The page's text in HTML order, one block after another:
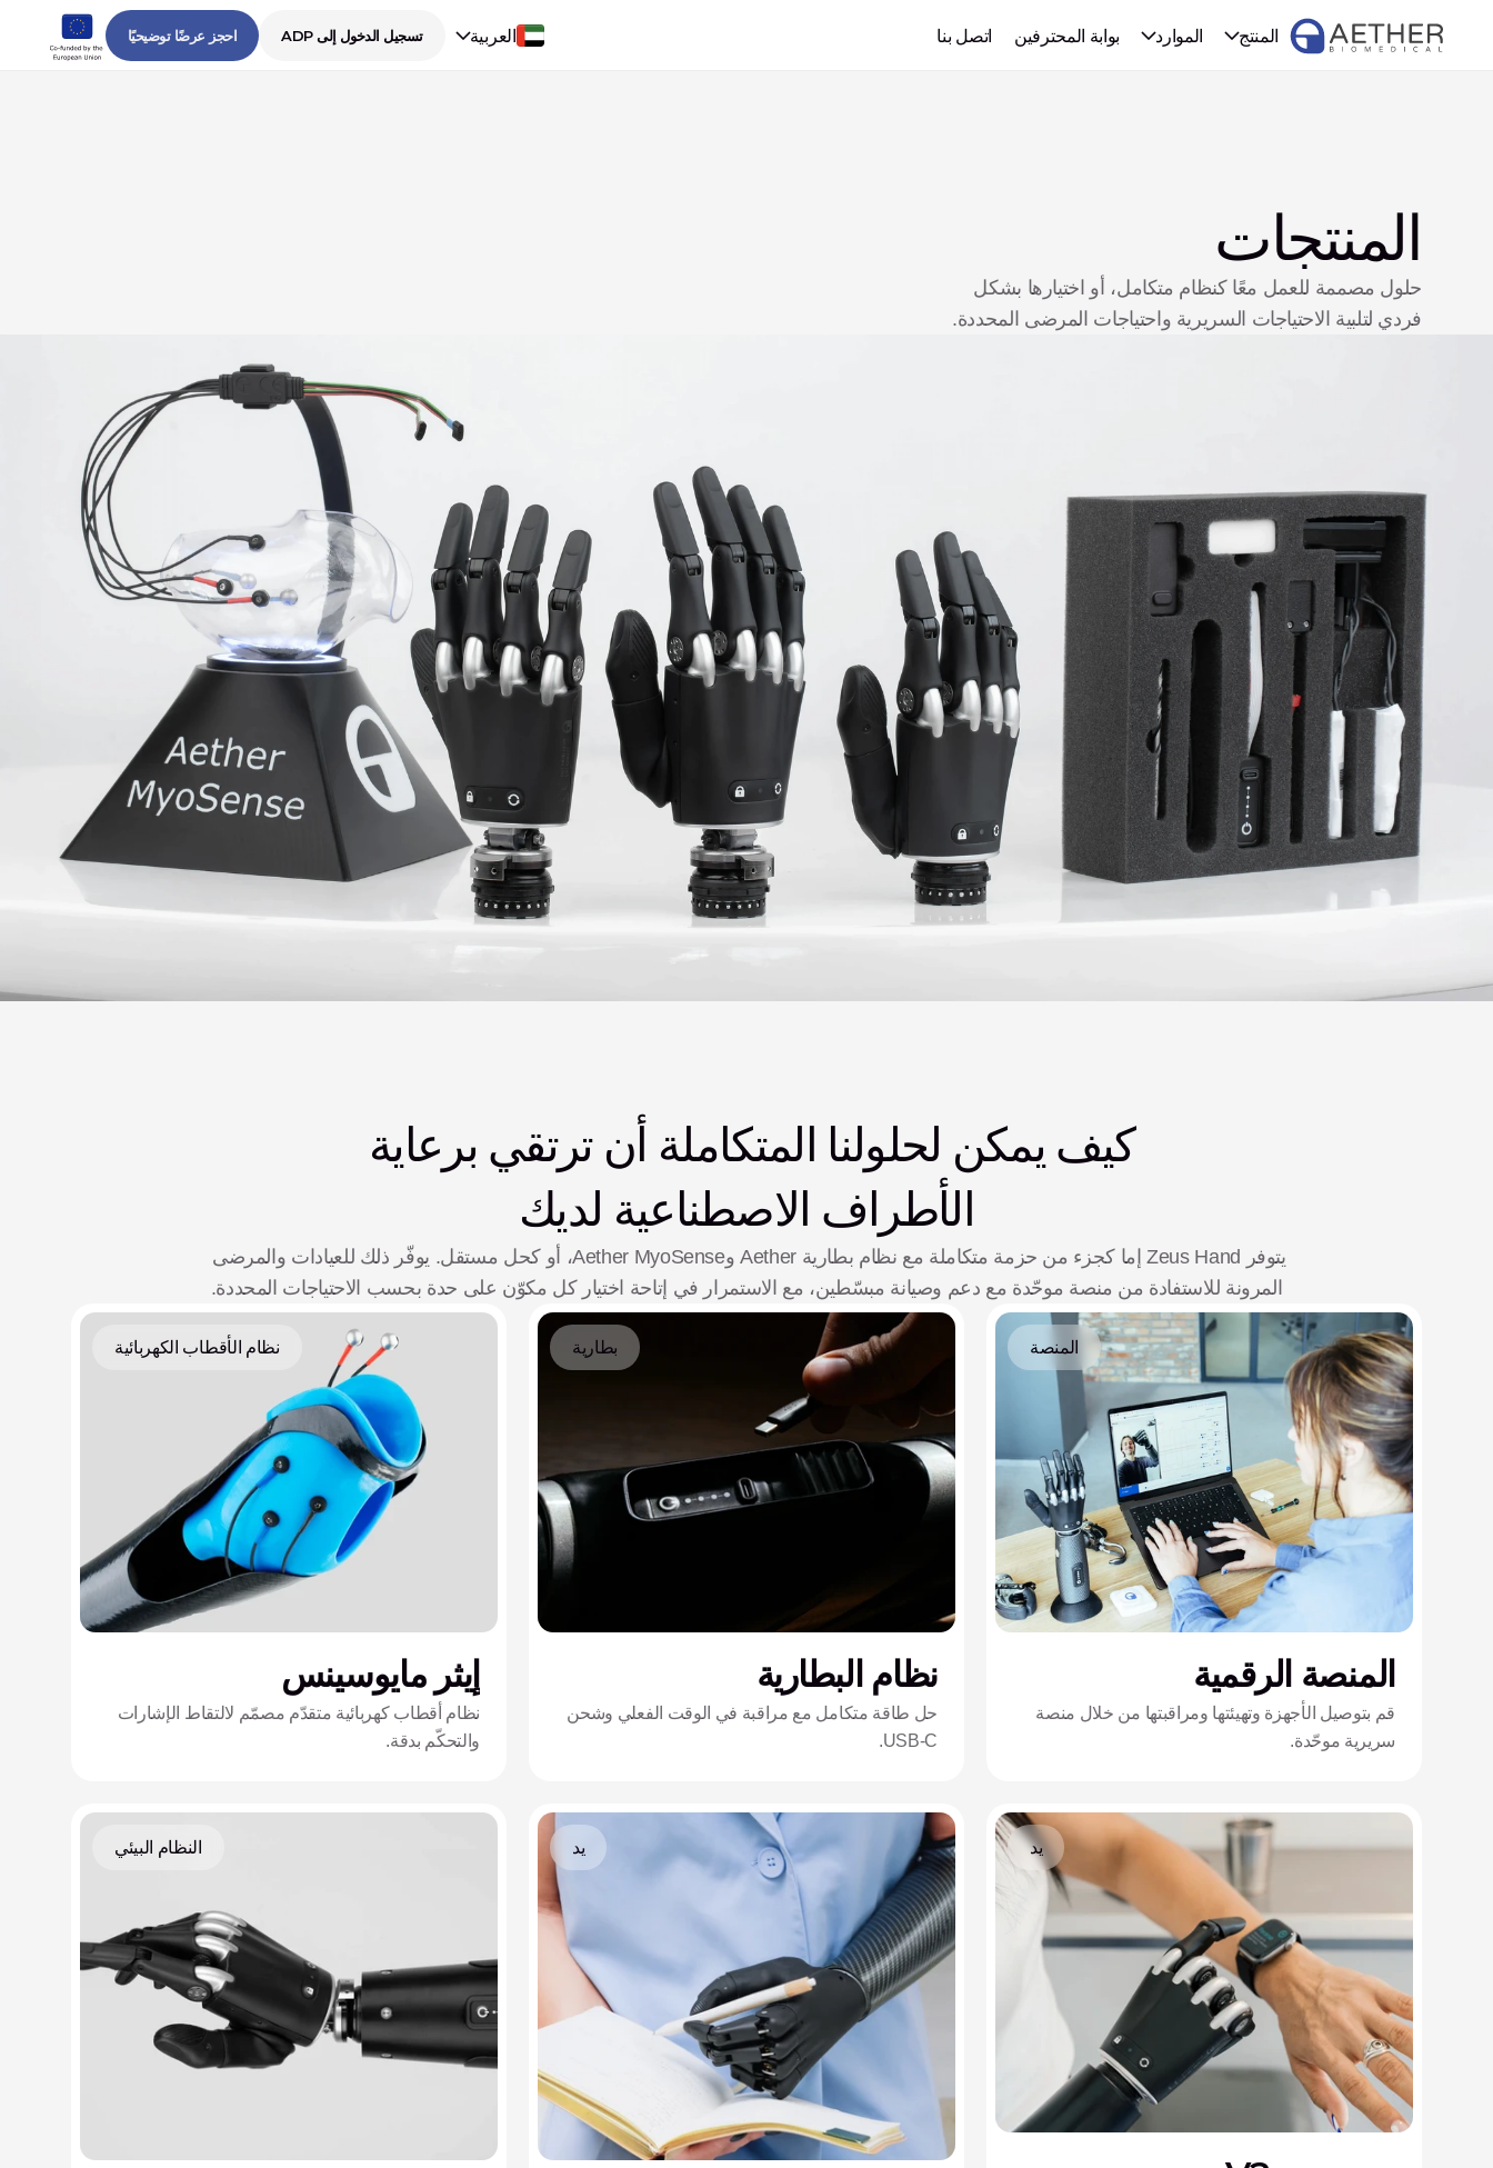
المنتج الموارد بوابة المحترفين اتصل بنا العربية تسجيل الدخول إلى ADP احجز عرضًا توضيحيًا
المنتجات
فردي لتلبية الاحتياجات السريرية واحتياجات المرضى المحددة.
الأطراف الاصطناعية لديك
المرونة للاستفادة من منصة موحّدة مع دعم وصيانة مبسّطين، مع الاستمرار في إتاحة اختيار كل مكوّن على حدة بحسب الاحتياجات المحددة.
المنصة
المنصة الرقمية
قم بتوصيل الأجهزة وتهيئتها ومراقبتها من خلال منصة
سريرية موحّدة.
بطارية
نظام البطارية
حل طاقة متكامل مع مراقبة في الوقت الفعلي وشحن
USB-C.
نظام الأقطاب الكهربائية
إيثر مايوسينس
نظام أقطاب كهربائية متقدّم مصمّم لالتقاط الإشارات
والتحكّم بدقة.
يد يد النظام البيئي